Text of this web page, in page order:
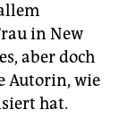
in New
aber doch
Autorin, wie
hat.